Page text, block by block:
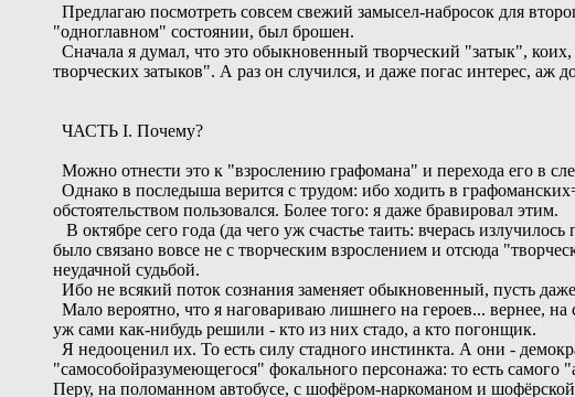
Предлагаю посмотреть совсем свежий замысел-набросок для
"одноглавном" состоянии, был брошен.
Сначала я думал, что это обыкновенный творческий "затык",
творческих затыков". А раз он случился, и даже погас интерес, аж
ЧАСТЬ I. Почему?
Можно отнести это к "взрослению графомана" и перехода его в
Однако в последыша верится с трудом: ибо ходить в
обстоятельством пользовался. Более того: я даже бравировал этим.
В октябре сего года (да чего уж счастье таить: вчерась
было связано вовсе не с творческим взрослением и отсюда
неудачной судьбой.
Ибо не всякий поток сознания заменяет обыкновенный, пусть
Мало вероятно, что я наговариваю лишнего на героев... вернее,
уж сами как-нибудь решили - кто из них стадо, а кто погонщик.
Я недооценил их. То есть силу стадного инстинкта. А они -
"самособойразумеющегося" фокального персонажа: то есть
Перу, на поломанном автобусе, с шофёром-наркоманом и